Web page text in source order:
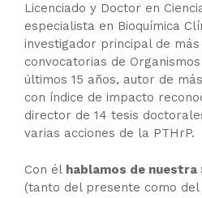
Licenciado y Doctor en
especialista en Bioquímica
investigador principal de
convocatorias de
últimos 15 años, autor de
con índice de impacto
director de 14 tesis
varias acciones de la PTHrP.
Con él hablamos de nuestra
(tanto del presente como del